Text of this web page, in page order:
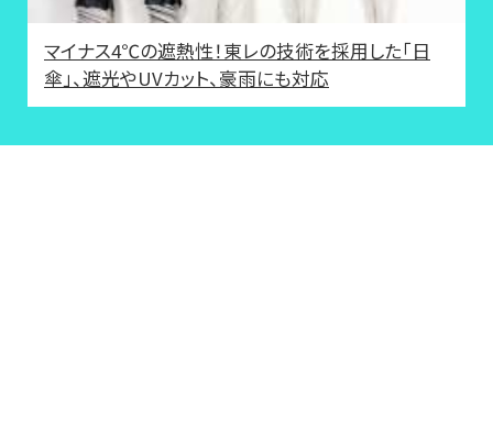
マイナス4℃の遮熱性！東レの技術を採用した「日
傘」、遮光やUVカット、豪雨にも対応